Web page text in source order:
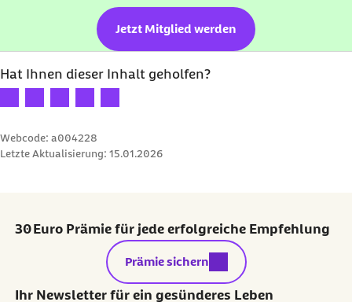
Jetzt Mitglied werden
Hat Ihnen dieser Inhalt geholfen?
Ihre Bewertung: 1 Stern
Ihre Bewertung: 2 Sterne
Ihre Bewertung: 3 Sterne
Ihre Bewertung: 4 Sterne
Ihre Bewertung: 5 Sterne
Webcode: a004228
Letzte Aktualisierung: 15.01.2026
30 Euro Prämie für jede erfolgreiche Empfehlung
externer Link:
Prämie sichern
Ihr Newsletter für ein gesünderes Leben